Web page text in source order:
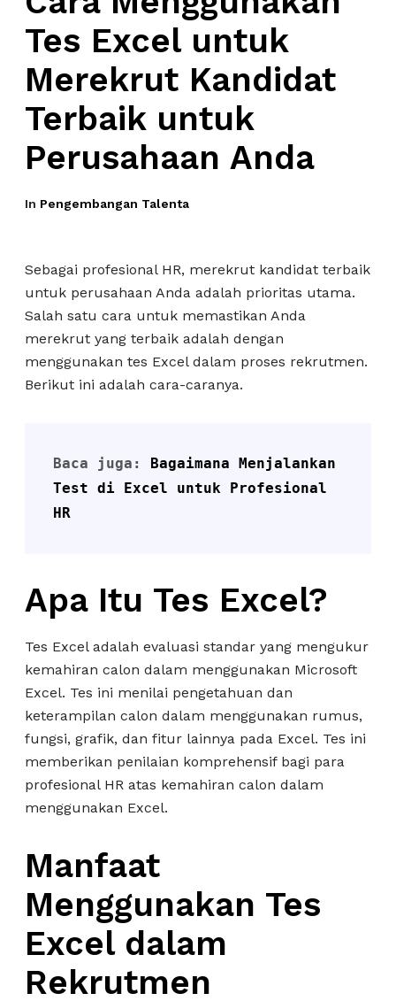
Tes Excel untuk
Merekrut Kandidat
Terbaik untuk
Perusahaan Anda
In Pengembangan Talenta
Sebagai profesional HR, merekrut kandidat terbaik
untuk perusahaan Anda adalah prioritas utama.
Salah satu cara untuk memastikan Anda
merekrut yang terbaik adalah dengan
menggunakan tes Excel dalam proses rekrutmen.
Berikut ini adalah cara-caranya.
Baca juga: Bagaimana Menjalankan
Test di Excel untuk Profesional
HR
Apa Itu Tes Excel?
Tes Excel adalah evaluasi standar yang mengukur
kemahiran calon dalam menggunakan Microsoft
Excel. Tes ini menilai pengetahuan dan
keterampilan calon dalam menggunakan rumus,
fungsi, grafik, dan fitur lainnya pada Excel. Tes ini
memberikan penilaian komprehensif bagi para
profesional HR atas kemahiran calon dalam
menggunakan Excel.
Manfaat
Menggunakan Tes
Excel dalam
Rekrutmen